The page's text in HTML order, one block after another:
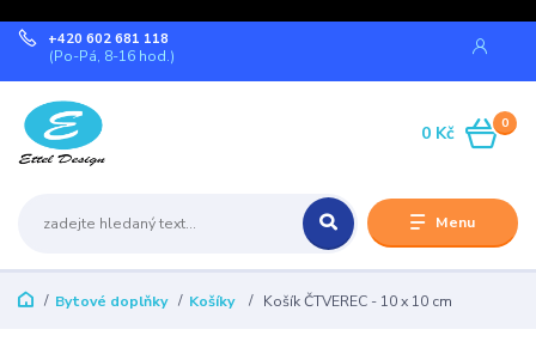
Menu
+420 602 681 118
(Po-Pá, 8-16 hod.)
0
0 Kč
Bytové doplňky Košíky Košík ČTVEREC - 10 x 10 cm